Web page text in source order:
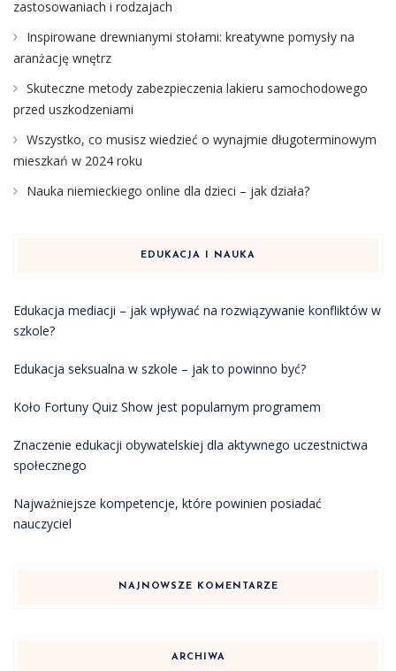
zastosowaniach i rodzajach
Inspirowane drewnianymi stołami: kreatywne pomysły na
aranżację wnętrz
Skuteczne metody zabezpieczenia lakieru samochodowego
przed uszkodzeniami
Wszystko, co musisz wiedzieć o wynajmie długoterminowym
mieszkań w 2024 roku
Nauka niemieckiego online dla dzieci – jak działa?
EDUKACJA I NAUKA
Edukacja mediacji – jak wpływać na rozwiązywanie konfliktów w
szkole?
Edukacja seksualna w szkole – jak to powinno być?
Koło Fortuny Quiz Show jest popularnym programem
Znaczenie edukacji obywatelskiej dla aktywnego uczestnictwa
społecznego
Najważniejsze kompetencje, które powinien posiadać
nauczyciel
NAJNOWSZE KOMENTARZE
ARCHIWA